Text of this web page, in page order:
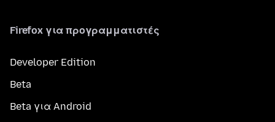
Firefox για προγραμματιστές
Developer Edition
Beta
Beta για Android